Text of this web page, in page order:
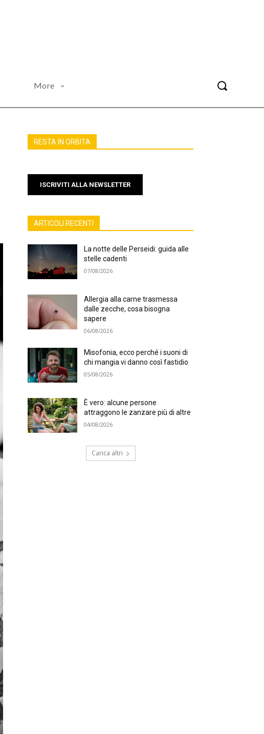
More
RESTA IN ORBITA
ISCRIVITI ALLA NEWSLETTER
ARTICOLI RECENTI
La notte delle Perseidi: guida alle
stelle cadenti
07/08/2026
Allergia alla carne trasmessa
dalle zecche, cosa bisogna
sapere
06/08/2026
Misofonia, ecco perché i suoni di
chi mangia vi danno così fastidio
05/08/2026
È vero: alcune persone
attraggono le zanzare più di altre
04/08/2026
Carica altri